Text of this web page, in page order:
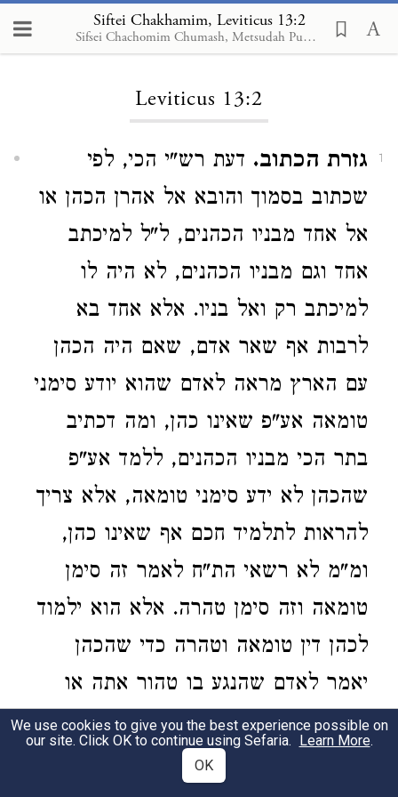
Siftei Chakhamim, Leviticus 13:2
Sifsei Chachomim Chumash, Metsudah Publications, 2009
Loading...
Leviticus 13:2
1 גזרת הכתוב. דעת רש"י הכי, לפי
שכתוב בסמוך והובא אל אהרן הכהן או
אל אחד מבניו הכהנים, ל"ל למיכתב
אחד וגם מבניו הכהנים, לא היה לו
למיכתב רק ואל בניו. אלא אחד בא
לרבות אף שאר אדם, שאם היה הכהן
עם הארץ מראה לאדם שהוא יודע סימני
טומאה אע"פ שאינו כהן, ומה דכתיב
בתר הכי מבניו הכהנים, ללמד אע"פ
שהכהן לא ידע סימני טומאה, אלא צריך
להראות לתלמיד חכם אף שאינו כהן,
ומ"מ לא רשאי הת"ח לאמר זה סימן
טומאה וזה סימן טהרה. אלא הוא ילמוד
לכהן דין טומאה וטהרה כדי שהכהן
יאמר לאדם שהנגע בו טהור אתה או
טמא, ועל זה פירש"י גזירת הכתוב:
Rashi’s view is so
We use cookies to give you the best experience possible on
our site. Click OK to continue using Sefaria. Learn More.
OK